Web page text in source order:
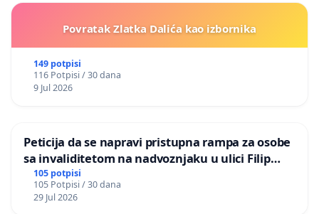
Povratak Zlatka Dalića kao izbornika
149 potpisi
116 Potpisi / 30 dana
9 Jul 2026
Peticija da se napravi pristupna rampa za osobe
sa invaliditetom na nadvoznjaku u ulici Filip
Kljajic u Kragujevcu
105 potpisi
105 Potpisi / 30 dana
29 Jul 2026